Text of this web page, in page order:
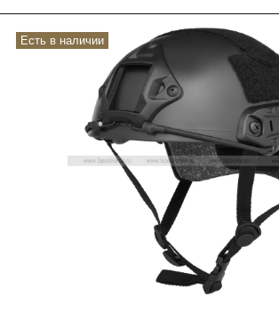
Есть в наличии